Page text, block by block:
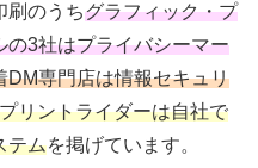
刷のうちグラフィック・プ
の3社はプライバシーマー
DM専門店は情報セキュリ
プリントライダーは自社で
テムを掲げています。